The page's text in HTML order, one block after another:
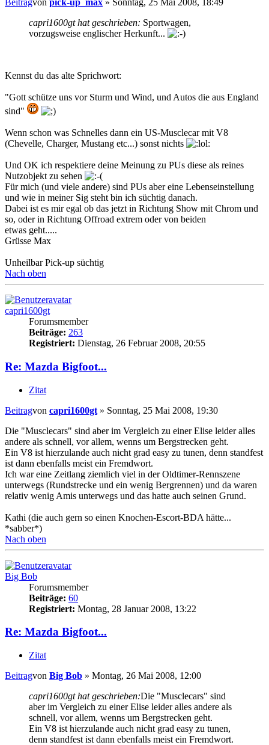
Beitragvon pick-up_max » Sonntag, 25 Mai 2008, 18:49
capri1600gt hat geschrieben: Sportwagen,
vorzugsweise englischer Herkunft...
Kennst du das alte Sprichwort:
"Gott schütze uns vor Sturm und Wind, und Autos die aus England
sind"
Wenn schon was Schnelles dann ein US-Musclecar mit V8
(Chevelle, Charger, Mustang etc...) sonst nichts
Und OK ich respektiere deine Meinung zu PUs diese als reines
Nutzobjekt zu sehen
Für mich (und viele andere) sind PUs aber eine Lebenseinstellung
und wie in meiner Sig steht bin ich süchtig danach.
Dabei ist es mir egal ob das jetzt in Richtung Show mit Chrom und
so, oder in Richtung Offroad extrem oder von beiden
etwas geht.....
Grüsse Max
Unheilbar Pick-up süchtig
Nach oben
capri1600gt
Forumsmember
Beiträge: 263
Registriert: Dienstag, 26 Februar 2008, 20:55
Re: Mazda Bigfoot...
Zitat
Beitragvon capri1600gt » Sonntag, 25 Mai 2008, 19:30
Die "Musclecars" sind aber im Vergleich zu einer Elise leider alles
andere als schnell, vor allem, wenns um Bergstrecken geht.
Ein V8 ist hierzulande auch nicht grad easy zu tunen, denn standfest
ist dann ebenfalls meist ein Fremdwort.
Ich war eine Zeitlang ziemlich viel in der Oldtimer-Rennszene
unterwegs (Rundstrecke und ein wenig Bergrennen) und da waren
relativ wenig Amis unterwegs und das hatte auch seinen Grund.
Kathi (die auch gern so einen Knochen-Escort-BDA hätte...
*sabber*)
Nach oben
Big Bob
Forumsmember
Beiträge: 60
Registriert: Montag, 28 Januar 2008, 13:22
Re: Mazda Bigfoot...
Zitat
Beitragvon Big Bob » Montag, 26 Mai 2008, 12:00
capri1600gt hat geschrieben:Die "Musclecars" sind
aber im Vergleich zu einer Elise leider alles andere als
schnell, vor allem, wenns um Bergstrecken geht.
Ein V8 ist hierzulande auch nicht grad easy zu tunen,
denn standfest ist dann ebenfalls meist ein Fremdwort.